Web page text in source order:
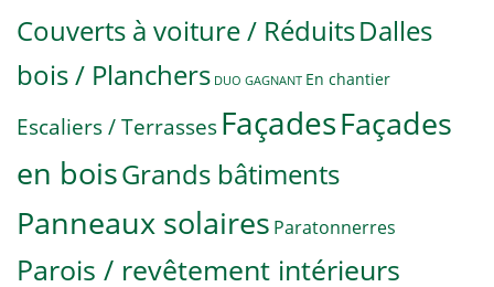
Couverts à voiture / RéduitsDalles
bois / Planchers DUO GAGNANT En chantier
Escaliers / Terrasses FaçadesFaçades
en boisGrands bâtiments
Panneaux solaires Paratonnerres
Parois / revêtement intérieurs